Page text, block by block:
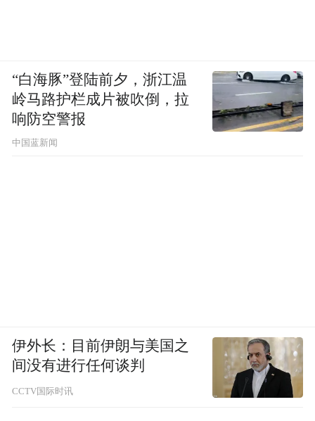
“白海豚”登陆前夕，浙江温
岭马路护栏成片被吹倒，拉
响防空警报
中国蓝新闻
伊外长：目前伊朗与美国之
间没有进行任何谈判
CCTV国际时讯